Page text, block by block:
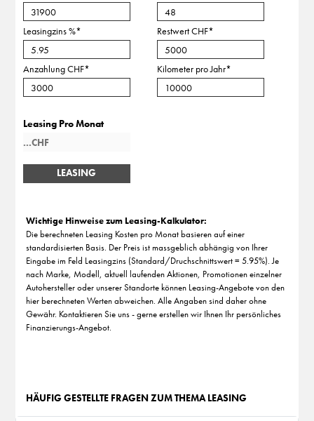
Leasingzins %* Restwert CHF*
Anzahlung CHF* Kilometer pro Jahr*
Leasing Pro Monat
LEASING
BERECHNEN
Wichtige Hinweise zum Leasing-Kalkulator:
Die berechneten Leasing Kosten pro Monat basieren auf einer
standardisierten Basis. Der Preis ist massgeblich abhängig von Ihrer
Eingabe im Feld Leasingzins (Standard/Druchschnittswert = 5.95%). Je
nach Marke, Modell, aktuell laufenden Aktionen, Promotionen einzelner
Autohersteller oder unserer Standorte können Leasing-Angebote von den
hier berechneten Werten abweichen. Alle Angaben sind daher ohne
Gewähr. Kontaktieren Sie uns - gerne erstellen wir Ihnen Ihr persönliches
Finanzierungs-Angebot.
HÄUFIG GESTELLTE FRAGEN ZUM THEMA LEASING